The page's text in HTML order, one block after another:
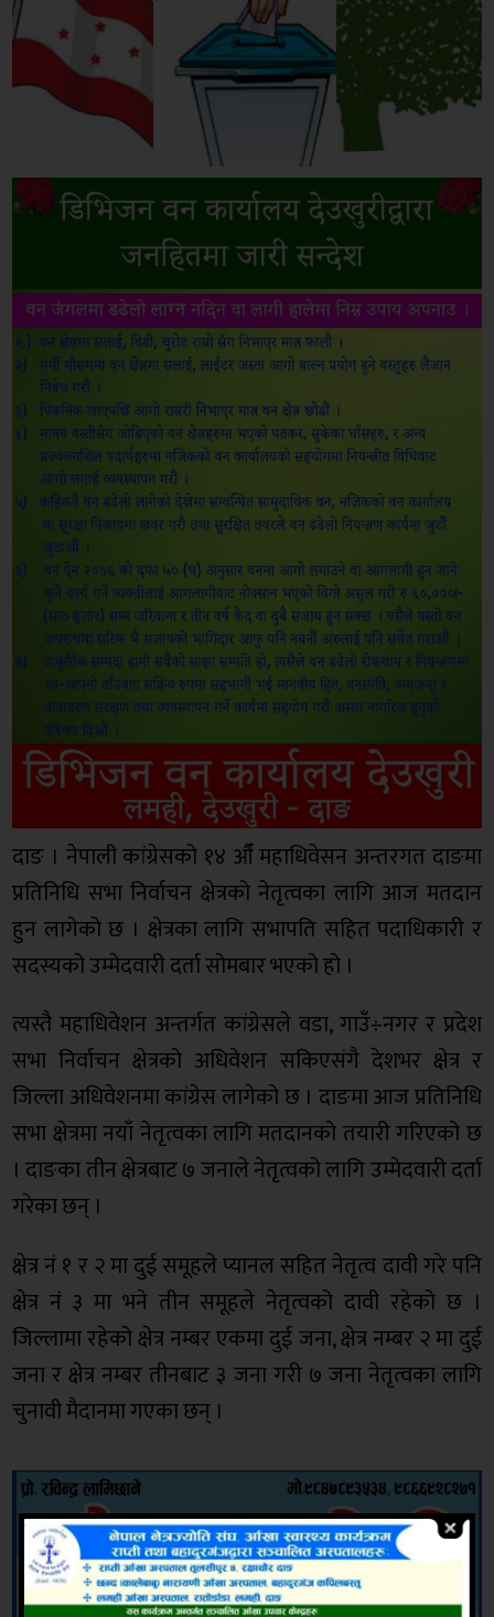
दाङ । नेपाली कांग्रेसको १४ औँ महाधिवेसन अन्तरगत दाङमा
प्रतिनिधि सभा निर्वाचन क्षेत्रको नेतृत्वका लागि आज मतदान
हुन लागेको छ । क्षेत्रका लागि सभापति सहित पदाधिकारी र
सदस्यको उम्मेदवारी दर्ता सोमबार भएको हो ।
त्यस्तै महाधिवेशन अन्तर्गत कांग्रेसले वडा, गाउँ÷नगर र प्रदेश
सभा निर्वाचन क्षेत्रको अधिवेशन सकिएसंगै देशभर क्षेत्र र
जिल्ला अधिवेशनमा कांग्रेस लागेको छ । दाङमा आज प्रतिनिधि
सभा क्षेत्रमा नयाँ नेतृत्वका लागि मतदानको तयारी गरिएको छ
। दाङका तीन क्षेत्रबाट ७ जनाले नेतृत्वको लागि उम्मेदवारी दर्ता
गरेका छन् ।
क्षेत्र नं १ र २ मा दुई समूहले प्यानल सहित नेतृत्व दावी गरे पनि
क्षेत्र नं ३ मा भने तीन समूहले नेतृत्वको दावी रहेको छ ।
जिल्लामा रहेको क्षेत्र नम्बर एकमा दुई जना, क्षेत्र नम्बर २ मा दुई
जना र क्षेत्र नम्बर तीनबाट ३ जना गरी ७ जना नेतृत्वका लागि
चुनावी मैदानमा गएका छन् ।